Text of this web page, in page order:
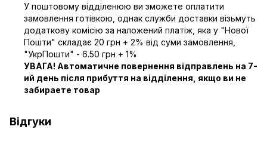
У поштовому відділенюю ви зможете оплатити
замовлення готівкою, однак служби доставки візьмуть
додаткову комісію за наложений платіж, яка у "Нової
Пошти" складає 20 грн + 2% від суми замовлення,
"УкрПошти" - 6.50 грн + 1%
УВАГА! Автоматичне повернення відправлень на 7-
ий день після прибуття на відділення, якщо ви не
забираете товар
Відгуки